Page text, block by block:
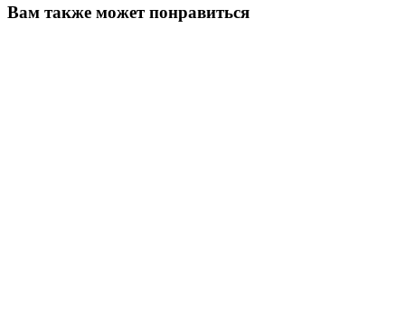
Вам также может понравиться